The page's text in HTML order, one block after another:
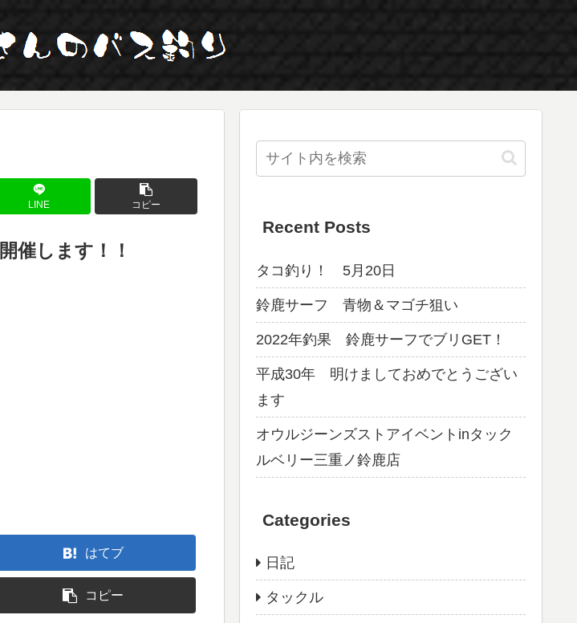
LINE コピー
開催します！！
はてブ
コピー
Recent Posts
タコ釣り！ 5月20日
鈴鹿サーフ 青物＆マゴチ狙い
2022年釣果 鈴鹿サーフでブリGET！
平成30年 明けましておめでとうござい
ます
オウルジーンズストアイベントinタック
ルベリー三重ノ鈴鹿店
Categories
日記
タックル